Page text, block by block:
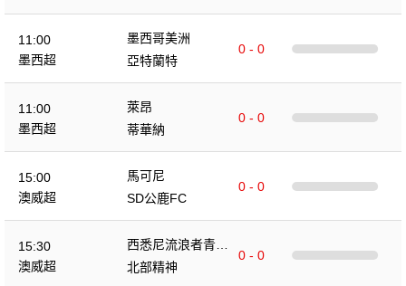
11:00
墨西超
墨西哥美洲
0 - 0
亞特蘭特
11:00
墨西超
萊昂
0 - 0
蒂華納
15:00
澳威超
馬可尼
0 - 0
SD公鹿FC
15:30
澳威超
西悉尼流浪者青年
隊(duì)
0 - 0
北部精神